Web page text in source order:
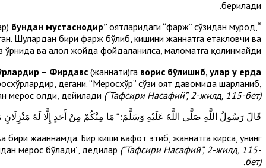
берилади.
“Улар авратларини
бундан мустаснодир” оятларидаги “фарж” сўзидан мурод,
Шулардан бири фарж бўлиб, кишини жаннатга етакловчи ва
ўрнида ва ҳалол жойда фойдаланилса, маломатга қолинмайди.
– Фирдавс (жаннати)га ворис бўлишиб, улар у ерда
дегани. “Меросхўр” сўзи оят давомида шарҳланиб,
мерос олди, дейилади (“Тафсири Насафий”, 2-жилд, 115-бет).
قَالَ رَسُولُ اللَّهِ صَلَّى اللَّهُ عَلَيْهِ وَسَلَّمَ:” مَا مِنْكُمْ مِنْ أَحَدٍ إِلَّا لَهُ
бири жаҳаннамда. Бир киши вафот этиб, жаннатга кирса, унинг
мерос бўлади”, дедилар (“Тафсири Насафий”, 2-жилд, 115-
бет).